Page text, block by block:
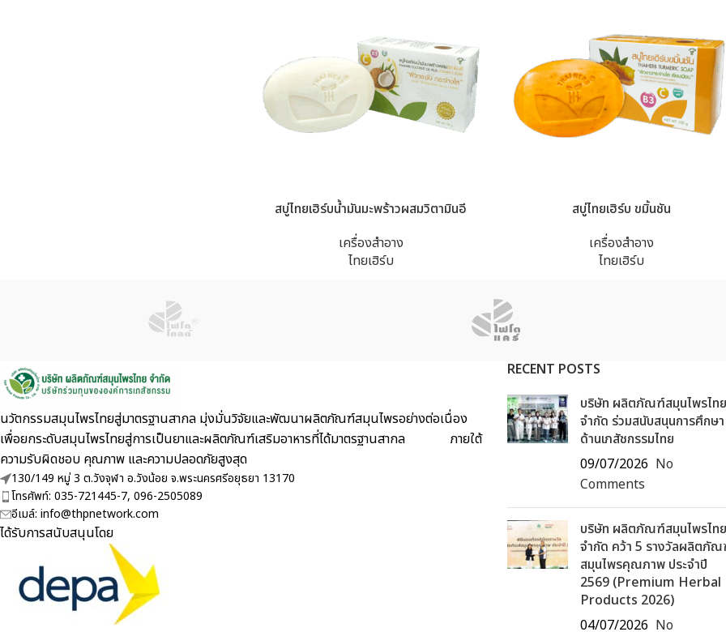
สบู่ไทยเฮิร์บน้ำมันมะพร้าวผสมวิตามินอี
เครื่องสำอาง
ไทยเฮิร์บ
สบู่ไทยเฮิร์บ ขมิ้นชัน
เครื่องสำอาง
ไทยเฮิร์บ
นวัตกรรมสมุนไพรไทยสู่มาตรฐานสากล มุ่งมั่นวิจัยและพัฒนาผลิตภัณฑ์สมุนไพรอย่างต่อเนื่อง
เพื่อยกระดับสมุนไพรไทยสู่การเป็นยาและผลิตภัณฑ์เสริมอาหารที่ได้มาตรฐานสากล ภายใต้
ความรับผิดชอบ คุณภาพ และความปลอดภัยสูงสุด
130/149 หมู่ 3 ต.วังจุฬา อ.วังน้อย จ.พระนครศรีอยุธยา 13170
โทรศัพท์: 035-721445-7, 096-2505089
อีเมล์: info@thpnetwork.com
ได้รับการสนับสนุนโดย
RECENT POSTS
บริษัท ผลิตภัณฑ์สมุนไพรไทย
จำกัด ร่วมสนับสนุนการศึกษา
ด้านเภสัชกรรมไทย
09/07/2026 No
Comments
บริษัท ผลิตภัณฑ์สมุนไพรไทย
จำกัด คว้า 5 รางวัลผลิตภั
สมุนไพรคุณภาพ ประจำปี
2569 (Premium Herbal
Products 2026)
04/07/2026 No